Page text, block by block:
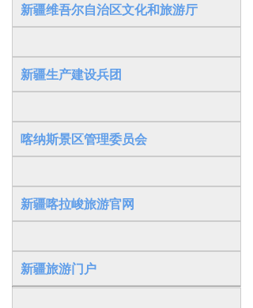
新疆维吾尔自治区文化和旅游厅
新疆生产建设兵团
喀纳斯景区管理委员会
新疆喀拉峻旅游官网
新疆旅游门户